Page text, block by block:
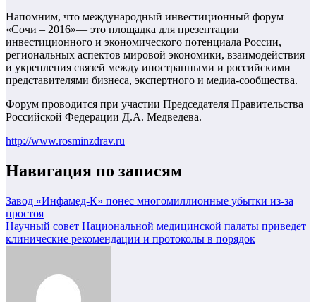
Напомним, что международный инвестиционный форум
«Сочи – 2016»— это площадка для презентации
инвестиционного и экономического потенциала России,
региональных аспектов мировой экономики, взаимодействия
и укрепления связей между иностранными и российскими
представителями бизнеса, экспертного и медиа-сообщества.
Форум проводится при участии Председателя Правительства
Российской Федерации Д.А. Медведева.
http://www.rosminzdrav.ru
Навигация по записям
Завод «Инфамед-К» понес многомиллионные убытки из-за
простоя
Научный совет Национальной медицинской палаты приведет
клинические рекомендации и протоколы в порядок